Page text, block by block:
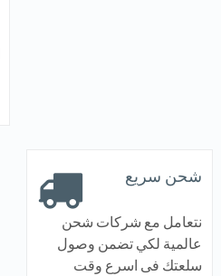
شحن سريع
نتعامل مع شركات شحن
عالمية لكي تضمن وصول
سلعتك فى اسرع وقت